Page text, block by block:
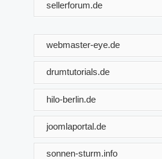
sellerforum.de
webmaster-eye.de
drumtutorials.de
hilo-berlin.de
joomlaportal.de
sonnen-sturm.info